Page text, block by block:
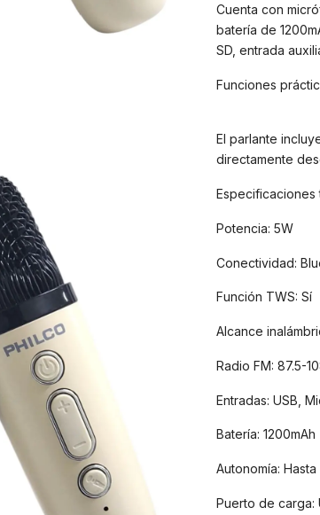
Cuenta con
batería de
SD, entrada
Funciones
El parlante
directamente
Especificaciones
Potencia: 5W
Conectividad:
Función TWS: Sí
Alcance
Radio FM: 87.5-
Entradas: USB,
Batería: 1200mAh
Autonomía:
Puerto de carga: